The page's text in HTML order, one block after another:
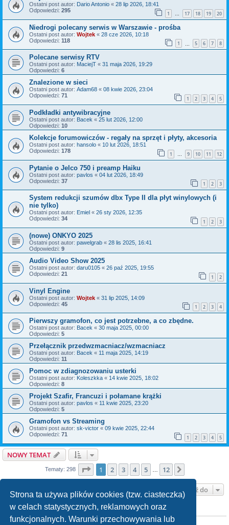
Strona ta używa plików cookies (tzw. ciasteczka)
w celach statystycznych, reklamowych oraz
funkcjonalnych. Warunki przechowywania lub
Ostatni post autor: Dario Antonio « 28 lip 2026, 18:41
Odpowiedzi: 295 1 … 17 18 19 20
Niedrogi polecany serwis w Warszawie - prośba
Ostatni post autor: Wojtek « 28 cze 2026, 10:18
Odpowiedzi: 118 1 5 6 7 8
Polecane serwisy RTV
Ostatni post autor: MaciejT « 31 maja 2026, 19:29
Odpowiedzi: 6
Znalezione w sieci
Ostatni post autor: Adam68 « 08 kwie 2026, 23:04
Odpowiedzi: 71 1 2 3 4 5
Podkładki antywibracyjne
Ostatni post autor: Bacek « 25 lut 2026, 12:00
Odpowiedzi: 10
Kolekcje forumowiczów - regały na sprzęt i płyty, akcesoria
Ostatni post autor: hansolo « 10 lut 2026, 18:51
Odpowiedzi: 178 1 … 9 10 11 12
Pytanie o Jelco 750 i preamp Haiku
Ostatni post autor: pavlos « 04 lut 2026, 18:49
Odpowiedzi: 37 1 2 3
System redukcji szumów dbx Type II dla płyt winylowych (i
nie tylko)
Ostatni post autor: Emiel « 26 sty 2026, 12:35
Odpowiedzi: 34 1 2 3
(nowe) ONKYO 2025
Ostatni post autor: pawelgrab « 28 lis 2025, 16:41
Odpowiedzi: 9
Audio Video Show 2025
Ostatni post autor: daru0105 « 26 paź 2025, 19:55
Odpowiedzi: 21 1 2
Vinyl Engine
Ostatni post autor: Wojtek « 31 lip 2025, 14:09
Odpowiedzi: 45 1 2 3 4
Pierwszy gramofon, co jest potrzebne, a co zbędne.
Ostatni post autor: Bacek « 30 maja 2025, 00:00
Odpowiedzi: 5
Przełącznik przedwzmacniacz/wzmacniacz
Ostatni post autor: Bacek « 11 maja 2025, 14:19
Odpowiedzi: 11
Pomoc w zdiagnozowaniu usterki
Ostatni post autor: Koleszkka « 14 kwie 2025, 18:02
Odpowiedzi: 8
Projekt Szafir, Francuzi i połamane krążki
Ostatni post autor: pavlos « 11 kwie 2025, 23:20
Odpowiedzi: 5
Gramofon vs Streaming
Ostatni post autor: sk-victor « 09 kwie 2025, 22:44
Odpowiedzi: 71 1 2 3 4 5
NOWY TEMAT
Tematy: 298 Strona1 z12
1 2 3 4 5 12
Przejdź do
TWOJE UPRAWNIENIA NA TYM FORUM
Nie możesztworzyć nowych tematów